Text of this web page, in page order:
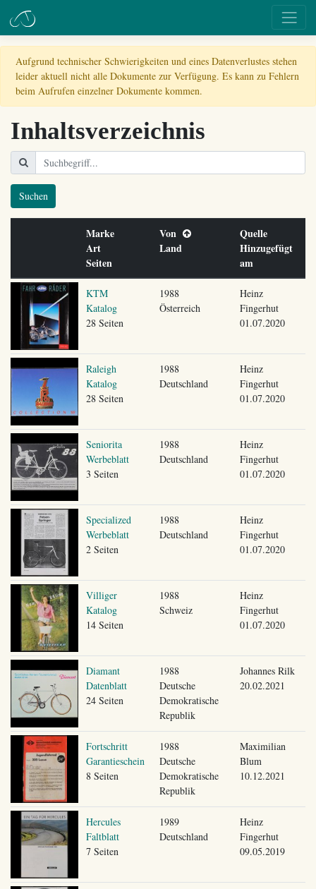
Aufgrund technischer Schwierigkeiten und eines Datenverlustes stehen
leider aktuell nicht alle Dokumente zur Verfügung. Es kann zu Fehlern
beim Aufrufen einzelner Dokumente kommen.
Inhaltsverzeichnis
Suchen
Marke
Art
Seiten
Von
Land
Quelle
Hinzugefügt
am
KTM
Katalog
28 Seiten
1988
Österreich
Heinz
Fingerhut
01.07.2020
Raleigh
Katalog
28 Seiten
1988
Deutschland
Heinz
Fingerhut
01.07.2020
Seniorita
Werbeblatt
3 Seiten
1988
Deutschland
Heinz
Fingerhut
01.07.2020
Specialized
Werbeblatt
2 Seiten
1988
Deutschland
Heinz
Fingerhut
01.07.2020
Villiger
Katalog
14 Seiten
1988
Schweiz
Heinz
Fingerhut
01.07.2020
Diamant
Datenblatt
24 Seiten
1988
Deutsche
Demokratische
Republik
Johannes Rilk
20.02.2021
Fortschritt
Garantieschein
8 Seiten
1988
Deutsche
Demokratische
Republik
Maximilian
Blum
10.12.2021
Hercules
Faltblatt
7 Seiten
1989
Deutschland
Heinz
Fingerhut
09.05.2019